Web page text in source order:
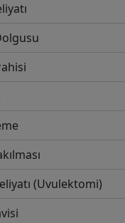
(Uvulektomi)